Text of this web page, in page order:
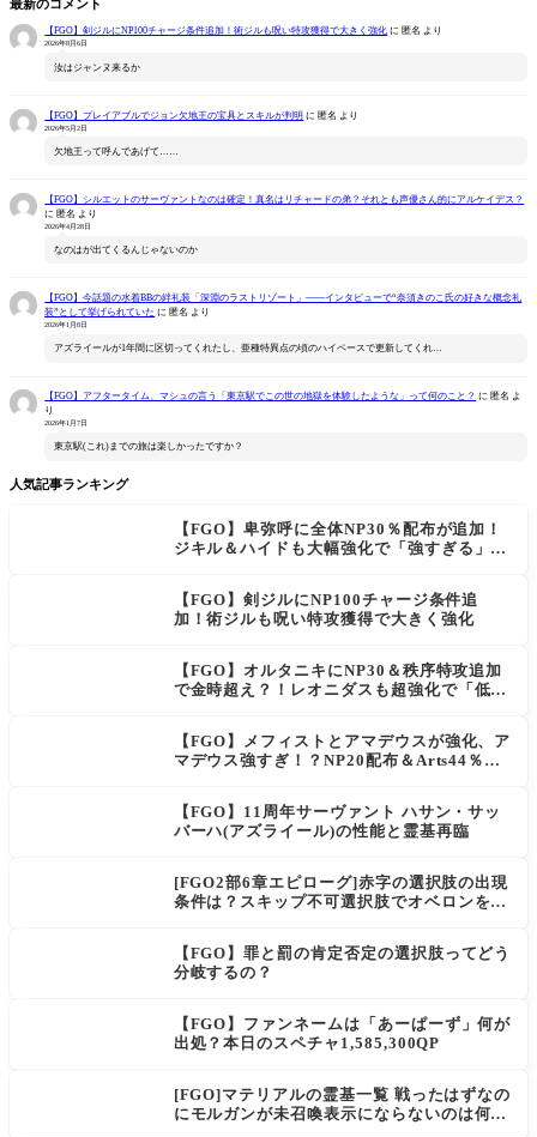
最新のコメント
【FGO】剣ジルにNP100チャージ条件追加！術ジルも呪い特攻獲得で大きく強化 に 匿名 より
2026年8月6日
汝はジャンヌ来るか
【FGO】プレイアブルでジョン欠地王の宝具とスキルが判明 に 匿名 より
2026年5月2日
欠地王って呼んであげて……
【FGO】シルエットのサーヴァントなのは確定！真名はリチャードの弟？それとも声優さん的にアルケイデス？
に 匿名 より
2026年4月28日
なのはが出てくるんじゃないのか
【FGO】今話題の水着BBの絆礼装「深淵のラストリゾート」――インタビューで“奈須きのこ氏の好きな概念礼
装”として挙げられていた に 匿名 より
2026年1月8日
アズライールが1年間に区切ってくれたし、亜種特異点の頃のハイペースで更新してくれ…
【FGO】アフタータイム、マシュの言う「東京駅でこの世の地獄を体験したような」って何のこと？ に 匿名 よ
り
2026年1月7日
東京駅(これ)までの旅は楽しかったですか？
人気記事ランキング
【FGO】卑弥呼に全体NP30％配布が追加！
ジキル＆ハイドも大幅強化で「強すぎる」の
【FGO】剣ジルにNP100チャージ条件追
加！術ジルも呪い特攻獲得で大きく強化
【FGO】オルタニキにNP30＆秩序特攻追加
で金時超え？！レオニダスも超強化で「低レ
【FGO】メフィストとアマデウスが強化、ア
マデウス強すぎ！？NP20配布＆Arts44％強
【FGO】11周年サーヴァント ハサン・サッ
バーハ(アズライール)の性能と霊基再臨
[FGO2部6章エピローグ]赤字の選択肢の出現
条件は？スキップ不可選択肢でオベロンを疑
上がり出てくる
【FGO】罪と罰の肯定否定の選択肢ってどう
分岐するの？
【FGO】ファンネームは「あーぱーず」何が
出処？本日のスペチャ1,585,300QP
[FGO]マテリアルの霊基一覧 戦ったはずなの
にモルガンが未召喚表示にならないのは何